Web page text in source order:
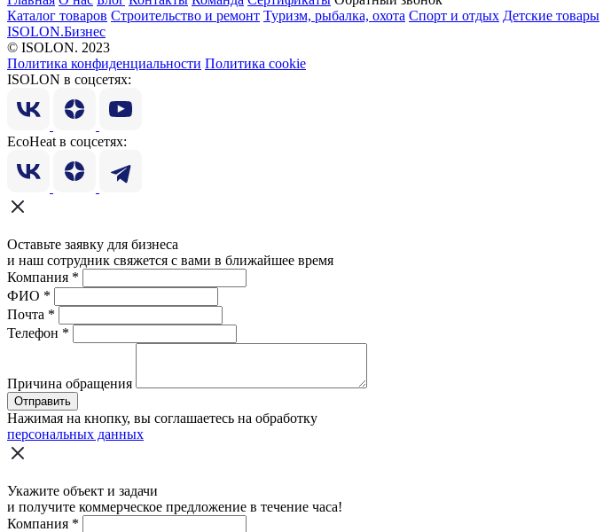
Каталог товаров Строительство и ремонт Туризм, рыбалка, охота Спорт и отдых Детские товары
ISOLON.Бизнес
© ISOLON. 2023
Политика конфиденциальности Политика cookie
ISOLON в соцсетях:
EcoHeat в соцсетях:
Оставьте заявку для бизнеса
и наш сотрудник свяжется с вами в ближайшее время
Компания *
ФИО *
Почта *
Телефон *
Причина обращения
Отправить
Нажимая на кнопку, вы соглашаетесь на обработку
персональных данных
Укажите объект и задачи
и получите коммерческое предложение в течение часа!
Компания *